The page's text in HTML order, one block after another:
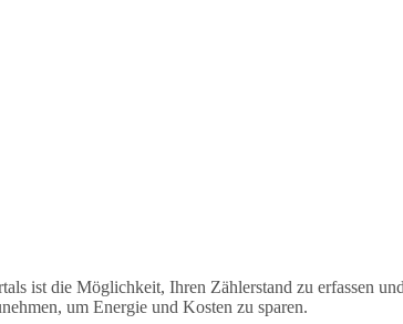
ist die Möglichkeit, Ihren Zählerstand zu erfassen
um Energie und Kosten zu sparen.